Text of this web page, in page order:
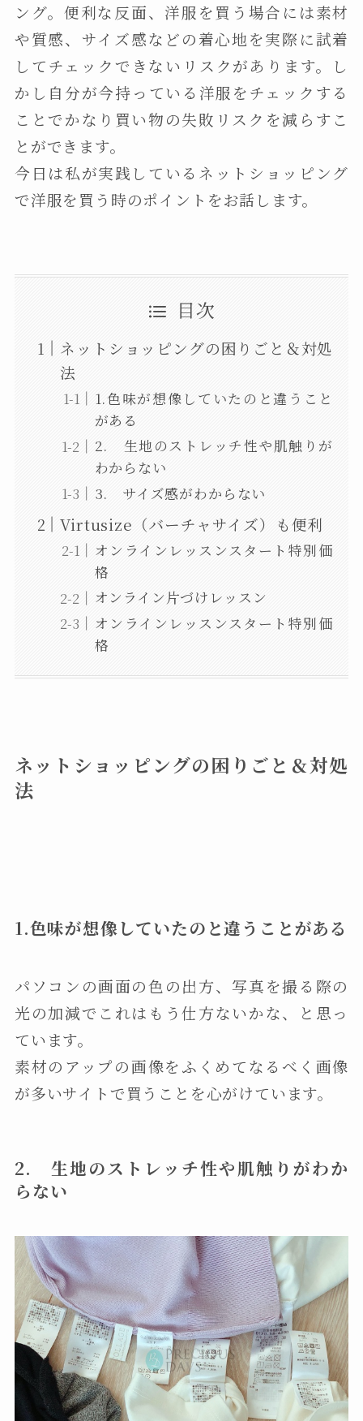
ング。便利な反面、洋服を買う場合には素材
や質感、サイズ感などの着心地を実際に試着
してチェックできないリスクがあります。し
かし自分が今持っている洋服をチェックする
ことでかなり買い物の失敗リスクを減らすこ
とができます。
今日は私が実践しているネットショッピング
で洋服を買う時のポイントをお話します。
目次
ネットショッピングの困りごと＆対処
法
1.色味が想像していたのと違うこと
がある
2. 生地のストレッチ性や肌触りが
わからない
3. サイズ感がわからない
Virtusize（バーチャサイズ）も便利
オンラインレッスンスタート特別価
格
オンライン片づけレッスン
オンラインレッスンスタート特別価
格
ネットショッピングの困りごと＆対処
法
1.色味が想像していたのと違うことがある
パソコンの画面の色の出方、写真を撮る際の
光の加減でこれはもう仕方ないかな、と思っ
ています。
素材のアップの画像をふくめてなるべく画像
が多いサイトで買うことを心がけています。
2. 生地のストレッチ性や肌触りがわか
らない